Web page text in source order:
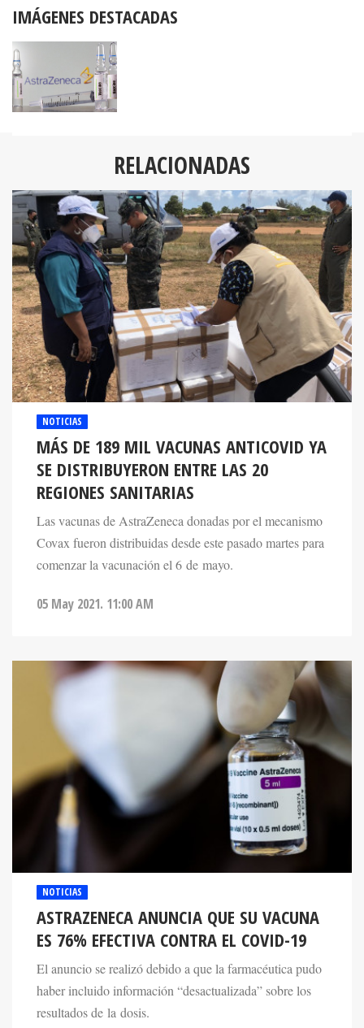
IMÁGENES DESTACADAS
RELACIONADAS
NOTICIAS
MÁS DE 189 MIL VACUNAS ANTICOVID YA
SE DISTRIBUYERON ENTRE LAS 20
REGIONES SANITARIAS
Las vacunas de AstraZeneca donadas por el mecanismo
Covax fueron distribuidas desde este pasado martes para
comenzar la vacunación el 6 de mayo.
05 May 2021. 11:00 AM
NOTICIAS
ASTRAZENECA ANUNCIA QUE SU VACUNA
ES 76% EFECTIVA CONTRA EL COVID-19
El anuncio se realizó debido a que la farmacéutica pudo
haber incluido información “desactualizada” sobre los
resultados de la dosis.